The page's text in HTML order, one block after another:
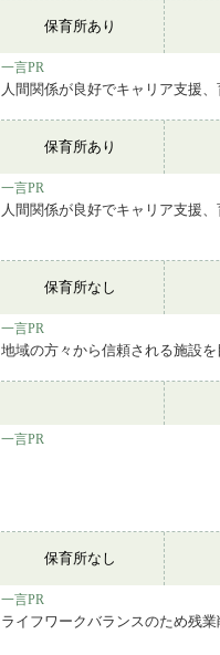
保育所あり
一言PR
人間関係が良好でキャリア支援
保育所あり
一言PR
人間関係が良好でキャリア支援
保育所なし
一言PR
地域の方々から信頼される施設
一言PR
保育所なし
一言PR
ライフワークバランスのため残